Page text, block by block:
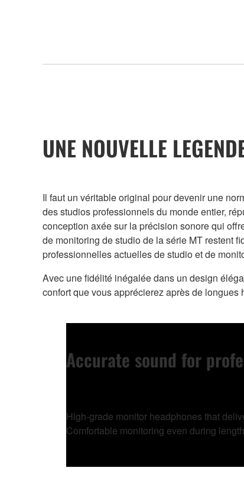
UNE NOUVELLE
Il faut un véritable original pour devenir une
des studios professionnels du monde entier,
conception axée sur la précision sonore qui
de monitoring de studio de la série MT restent
professionnelles actuelles de studio et de
Avec une fidélité inégalée dans un design
confort que vous apprécierez après de
Accurate sound for
High-grade monitor headphones that
Comfortable monitoring even during